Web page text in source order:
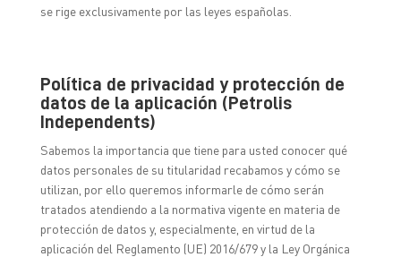
se rige exclusivamente por las leyes españolas.
Política de privacidad y protección de
datos de la aplicación (Petrolis
Independents)
Sabemos la importancia que tiene para usted conocer qué
datos personales de su titularidad recabamos y cómo se
utilizan, por ello queremos informarle de cómo serán
tratados atendiendo a la normativa vigente en materia de
protección de datos y, especialmente, en virtud de la
aplicación del Reglamento (UE) 2016/679 y la Ley Orgánica